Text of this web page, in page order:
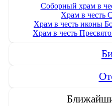
Соборный храм в
Храм в честь
Храм в честь иконы
Храм в честь